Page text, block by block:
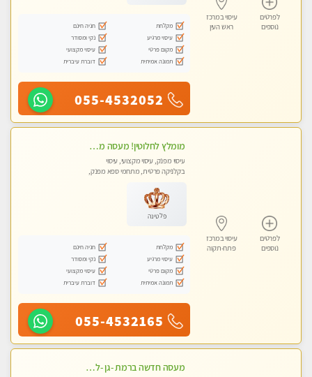
לפרטים
נוספים
עיסוי במרכז
ראש העין
מקלחת
חניה חינם
עיסוי מרגיע
נקי ומסודר
מקום פרטי
עיסוי מקצועי
תמונה אמיתית
דוברת עיברית
055-4532052
לפרטים
נוספים
עיסוי במרכז
פתח-תקוה
מומלץ לחלוטין! מעסה מקצועית ואיכותית פרטי!!!
עיסוי מפנק, עיסוי מקצועי, עיסוי
בקלניקה פרטית, מתחמי ספא מפנק,
פלטינה
מקלחת
חניה חינם
עיסוי מרגיע
נקי ומסודר
מקום פרטי
עיסוי מקצועי
תמונה אמיתית
דוברת עיברית
055-4532165
מעסה חדשה ברמת -גן -לעיסוי מיוחד ואיכותי מקום פרטי ואינטימי ושקט מומלץ לחלוטין!!